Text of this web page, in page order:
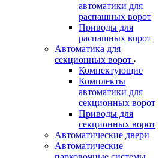
автоматики для
распашных ворот
Приводы для
распашных ворот
Автоматика для
секционных ворот
Компектующие
Комплекты
автоматики для
секционных ворот
Приводы для
секционных ворот
Автоматические двери
Автоматические